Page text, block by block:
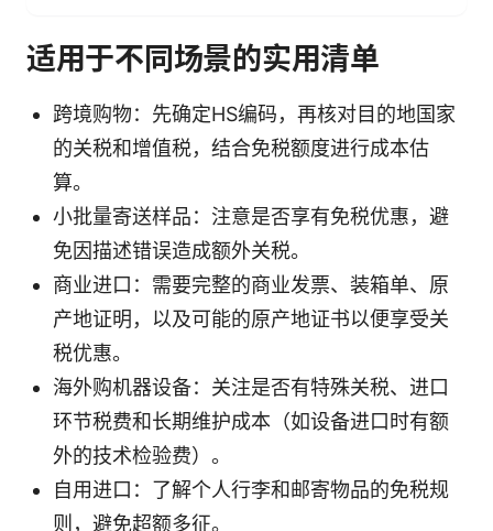
适用于不同场景的实用清单
跨境购物：先确定HS编码，再核对目的地国家
的关税和增值税，结合免税额度进行成本估
算。
小批量寄送样品：注意是否享有免税优惠，避
免因描述错误造成额外关税。
商业进口：需要完整的商业发票、装箱单、原
产地证明，以及可能的原产地证书以便享受关
税优惠。
海外购机器设备：关注是否有特殊关税、进口
环节税费和长期维护成本（如设备进口时有额
外的技术检验费）。
自用进口：了解个人行李和邮寄物品的免税规
则，避免超额多征。